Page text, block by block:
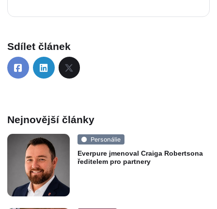
Sdílet článek
Nejnovější články
Personálie
Everpure jmenoval Craiga Robertsona
ředitelem pro partnery